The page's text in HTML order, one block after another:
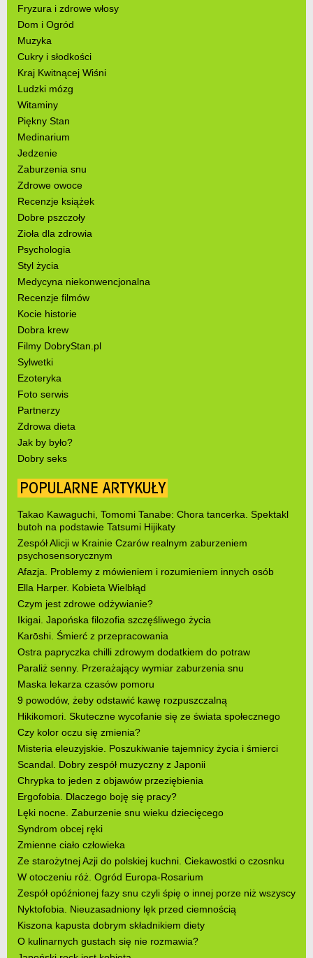
Fryzura i zdrowe włosy
Dom i Ogród
Muzyka
Cukry i słodkości
Kraj Kwitnącej Wiśni
Ludzki mózg
Witaminy
Piękny Stan
Medinarium
Jedzenie
Zaburzenia snu
Zdrowe owoce
Recenzje książek
Dobre pszczoły
Zioła dla zdrowia
Psychologia
Styl życia
Medycyna niekonwencjonalna
Recenzje filmów
Kocie historie
Dobra krew
Filmy DobryStan.pl
Sylwetki
Ezoteryka
Foto serwis
Partnerzy
Zdrowa dieta
Jak by było?
Dobry seks
POPULARNE ARTYKUŁY
Takao Kawaguchi, Tomomi Tanabe: Chora tancerka. Spektakl
butoh na podstawie Tatsumi Hijikaty
Zespół Alicji w Krainie Czarów realnym zaburzeniem
psychosensorycznym
Afazja. Problemy z mówieniem i rozumieniem innych osób
Ella Harper. Kobieta Wielbłąd
Czym jest zdrowe odżywianie?
Ikigai. Japońska filozofia szczęśliwego życia
Karōshi. Śmierć z przepracowania
Ostra papryczka chilli zdrowym dodatkiem do potraw
Paraliż senny. Przerażający wymiar zaburzenia snu
Maska lekarza czasów pomoru
9 powodów, żeby odstawić kawę rozpuszczalną
Hikikomori. Skuteczne wycofanie się ze świata społecznego
Czy kolor oczu się zmienia?
Misteria eleuzyjskie. Poszukiwanie tajemnicy życia i śmierci
Scandal. Dobry zespół muzyczny z Japonii
Chrypka to jeden z objawów przeziębienia
Ergofobia. Dlaczego boję się pracy?
Lęki nocne. Zaburzenie snu wieku dziecięcego
Syndrom obcej ręki
Zmienne ciało człowieka
Ze starożytnej Azji do polskiej kuchni. Ciekawostki o czosnku
W otoczeniu róż. Ogród Europa-Rosarium
Zespół opóźnionej fazy snu czyli śpię o innej porze niż wszyscy
Nyktofobia. Nieuzasadniony lęk przed ciemnością
Kiszona kapusta dobrym składnikiem diety
O kulinarnych gustach się nie rozmawia?